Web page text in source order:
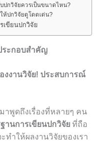
ปกวิจัยควรเป็นขนาดไหน?
ห้ปกวิจัยดูโดดเด่น?
เขียนปกวิจัย
ระกอบสำคัญ
งงานวิจัย! ประสบการณ์
พูดถึงเรื่องที่หลายๆ คน
านการเขียนปกวิจัย ที่ถือ
ำให้ผลงานวิจัยของเรา